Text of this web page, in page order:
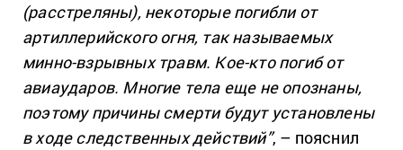
(расстреляны), некоторые погибли от
артиллерийского огня, так называемых
минно-взрывных травм. Кое-кто погиб от
авиаударов. Многие тела еще не опознаны,
поэтому причины смерти будут установлены
в ходе следственных действий”, – пояснил